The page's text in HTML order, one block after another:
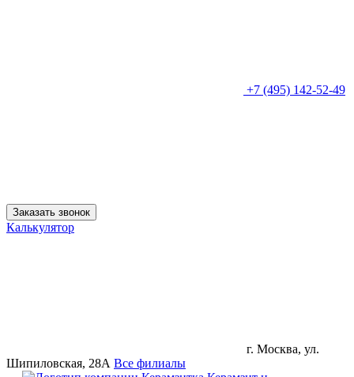
+7 (495) 142-52-49
Заказать звонок
Калькулятор
г. Москва, ул.
Шипиловская, 28А Все филиалы